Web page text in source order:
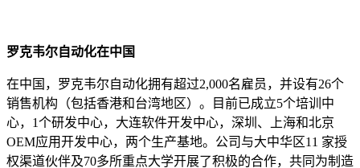
罗克韦尔自动化在中国
在中国，罗克韦尔自动化拥有超过2,000名雇员，并设有26个
销售机构（包括香港和台湾地区）。目前已成立5个培训中
心，1个研发中心，大连软件开发中心，深圳、上海和北京
OEM应用开发中心，两个生产基地。公司与大中华区11 家授
权渠道伙伴及70多所重点大学开展了积极的合作，共同为制造